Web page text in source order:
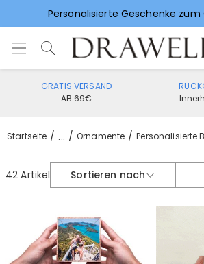
Personalisierte Geschenke zum
Vorlieben für
GRATIS VERSAND
AB 69€
Startseite ... Ornamente Personalisierte
42 Artikel Sortieren nach